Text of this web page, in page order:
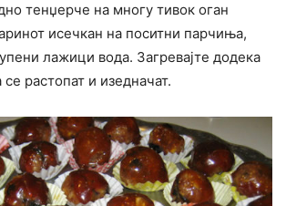
тенџерче на многу тивок оган
исечкан на поситни парчиња,
лажици вода. Загревајте додека
се растопат и изедначат.